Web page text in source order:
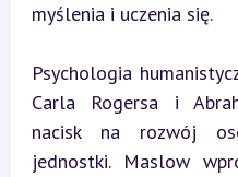
myślenia i uczenia się.
Psychologia
Carla Rogersa i
nacisk na rozwój
jednostki. Maslow